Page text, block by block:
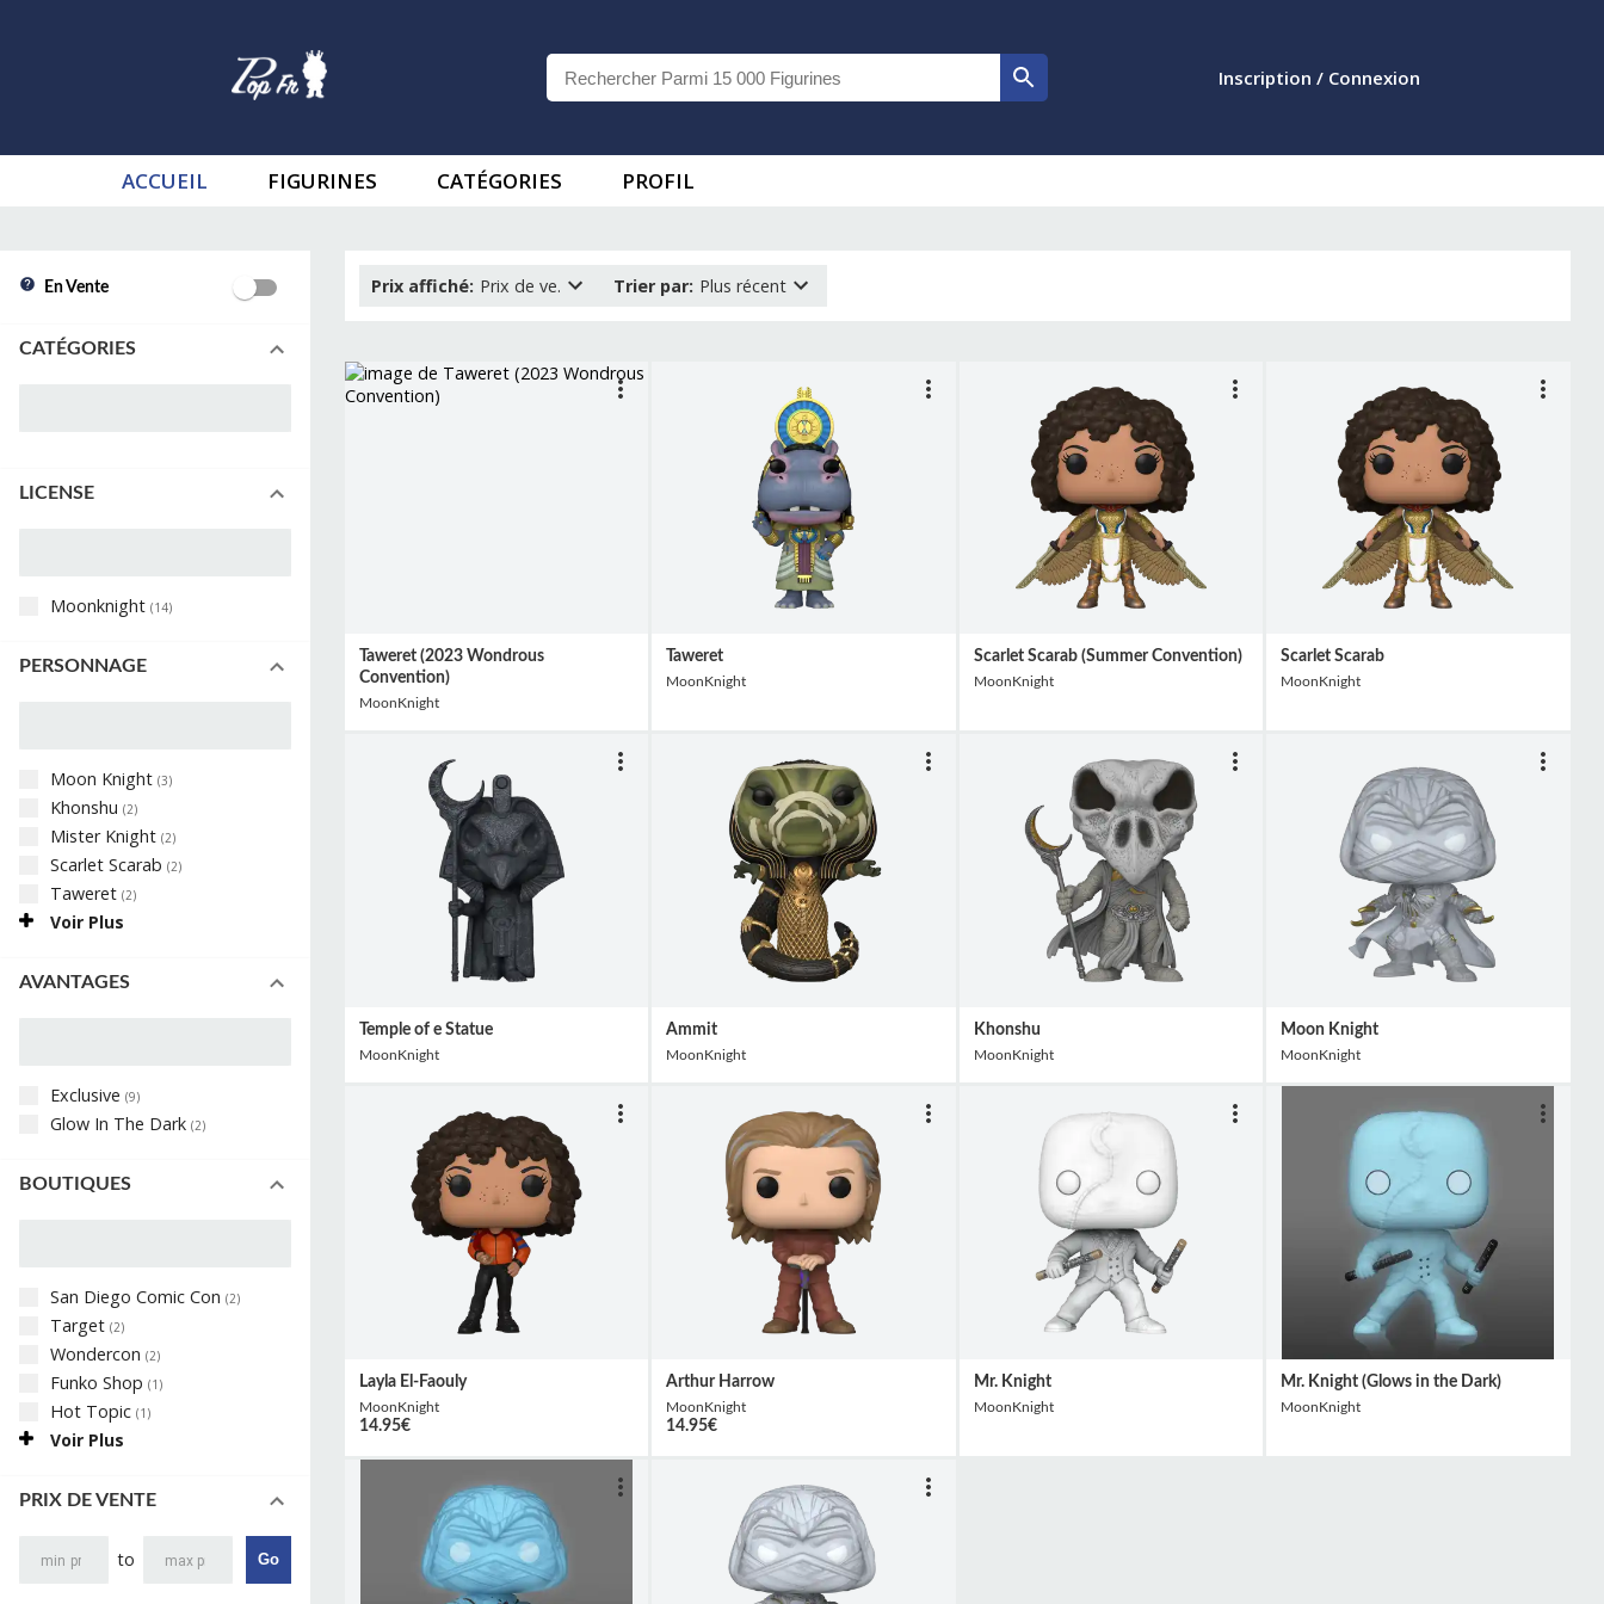
Inscription / Connexion
ACCUEIL FIGURINES CATÉGORIES PROFIL
En Vente
CATÉGORIES
LICENSE
Moonknight (14)
PERSONNAGE
Moon Knight (3)
Khonshu (2)
Mister Knight (2)
Scarlet Scarab (2)
Taweret (2)
Voir Plus
AVANTAGES
Exclusive (9)
Glow In The Dark (2)
BOUTIQUES
San Diego Comic Con (2)
Target (2)
Wondercon (2)
Funko Shop (1 )
Hot Topic (1 )
Voir Plus
PRIX DE VENTE
to Go
Prix affiché: Prix de ve. Trier par: Plus récent
Taweret (2023 Wondrous
Convention)
MoonKnight
Taweret
MoonKnight
Scarlet Scarab (Summer Convention)
MoonKnight
Scarlet Scarab
MoonKnight
Temple of e Statue
MoonKnight
Ammit
MoonKnight
Khonshu
MoonKnight
Moon Knight
MoonKnight
Layla El-Faouly
MoonKnight
14.95€
Arthur Harrow
MoonKnight
14.95€
Mr. Knight
MoonKnight
Mr. Knight (Glows in the Dark)
MoonKnight